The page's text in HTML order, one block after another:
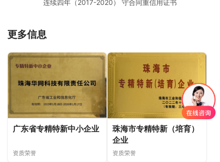
连续四年（2017-2020） 守合同重信用证书
更多信息
广东省专精特新中小企业
资质荣誉
珠海市专精特新（培育）
企业
资质荣誉